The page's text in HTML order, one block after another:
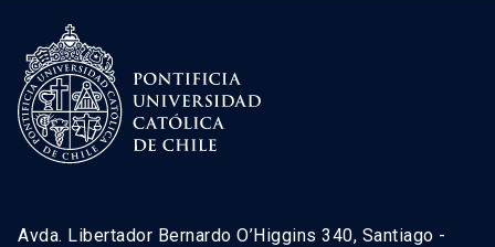
Avda. Libertador Bernardo O’Higgins 340, Santiago -